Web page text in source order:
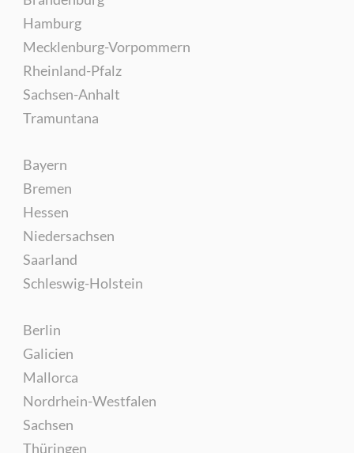
Hamburg
Mecklenburg-Vorpommern
Rheinland-Pfalz
Sachsen-Anhalt
Tramuntana
Bayern
Bremen
Hessen
Niedersachsen
Saarland
Schleswig-Holstein
Berlin
Galicien
Mallorca
Nordrhein-Westfalen
Sachsen
Thüringen